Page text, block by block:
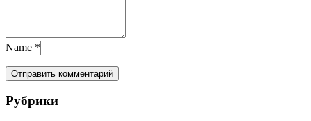
Name *
Рубрики